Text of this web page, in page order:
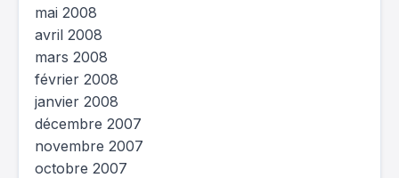
mai 2008
avril 2008
mars 2008
février 2008
janvier 2008
décembre 2007
novembre 2007
octobre 2007